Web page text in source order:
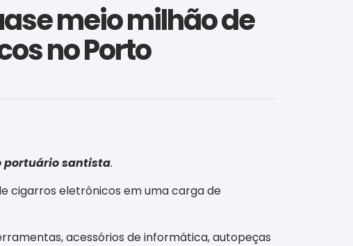
meio milhão de
no Porto
portuário santista.
cigarros eletrônicos em uma carga de
acessórios de informática, autopeças